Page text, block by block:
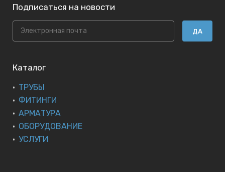
Подписаться на новости
ДА
Каталог
ТРУБЫ
ФИТИНГИ
АРМАТУРА
ОБОРУДОВАНИЕ
УСЛУГИ